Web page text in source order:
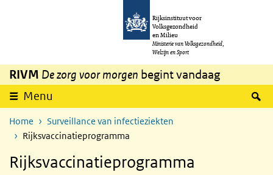
Overslaan en naar de inhoud gaan
Rijksinstituut voor
Volksgezondheid
en Milieu
Ministerie van Volksgezondheid,
Welzijn en Sport
RIVM De zorg voor morgen begint vandaag
Menu
Home
Surveillance van infectieziekten
Rijksvaccinatieprogramma
Rijksvaccinatieprogramma